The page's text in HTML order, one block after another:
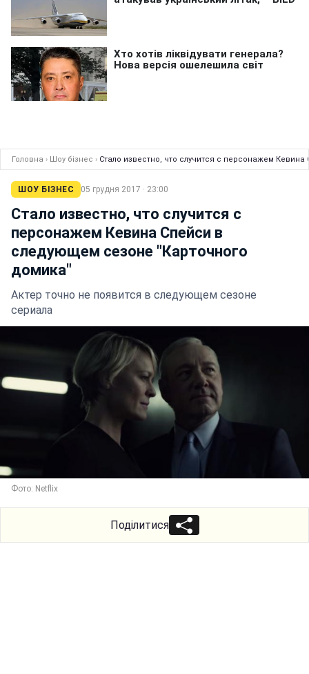
Головна › Шоу бізнес › Стало известно, что случится с персонажем
ШОУ БІЗНЕС 05 грудня 2017 · 23:00
Стало известно, что случится с
персонажем Кевина Спейси в
следующем сезоне "Карточного
домика"
Актер точно не появится в следующем сезоне
сериала
Фото: Netflix
Поділитися